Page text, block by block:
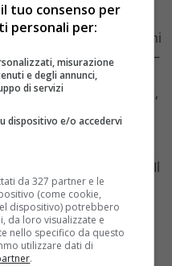
dellagestione
e addetti ai lavori, chi
— e forse dovuto —
l’intervista
di una figura pubblica,
suo intervento, ha
non siano state
senza fare nomi diretti. Il
toccando temi che
confine traprivacy e
e ildiritto a
riflettori.
tuo consenso per
personali per:
misurazione
e degli annunci,
di servizi
dispositivo e/o accedervi
da 327 partner e le
(come cookie,
dispositivo) potrebbero
da loro visualizzate e
nello specifico da questo
utilizzare dati di
.